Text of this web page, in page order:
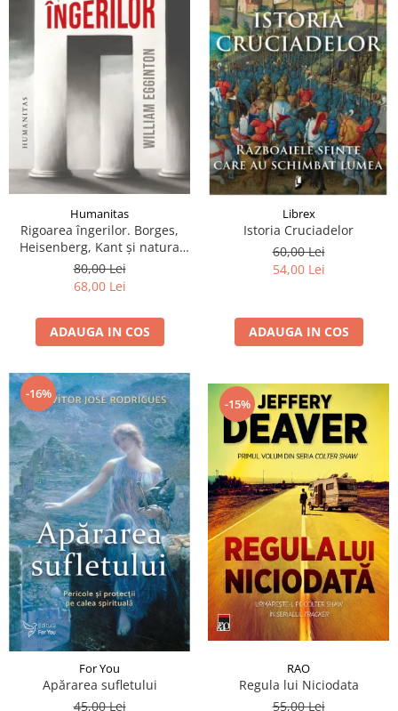
Humanitas
Rigoarea îngerilor. Borges,
Heisenberg, Kant şi natura
ultimă a realităţii
80,00 Lei
68,00 Lei
ADAUGA IN COS
Librex
Istoria Cruciadelor
60,00 Lei
54,00 Lei
ADAUGA IN COS
-16%
For You
Apărarea sufletului
45,00 Lei
-15%
RAO
Regula lui Niciodata
55,00 Lei